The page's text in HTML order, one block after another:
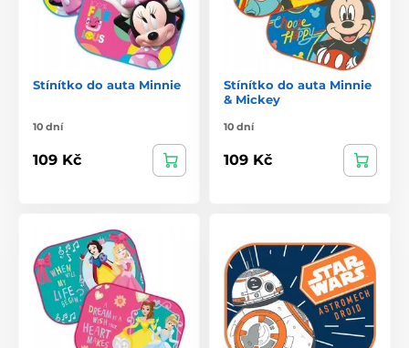
Stínítko do auta Minnie
10 dní
109 Kč
Stínítko do auta Minnie
& Mickey
10 dní
109 Kč